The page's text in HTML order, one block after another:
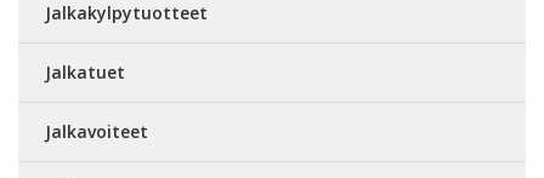
Jalkakylpytuotteet
Jalkatuet
Jalkavoiteet